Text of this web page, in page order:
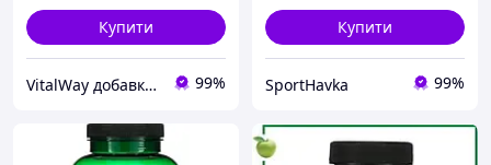
Купити
VitalWay добавки для здоров'я 99%
Купити
SportHavka 99%